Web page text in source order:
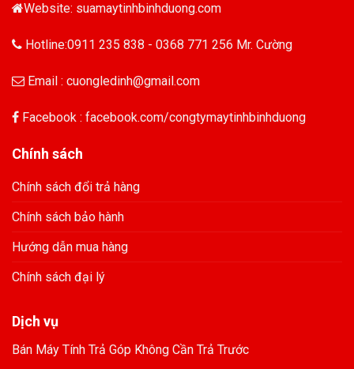
Website: suamaytinhbinhduong.com
Hotline:0911 235 838 - 0368 771 256 Mr. Cường
Email : cuongledinh@gmail.com
Facebook : facebook.com/congtymaytinhbinhduong
Chính sách
Chính sách đổi trả hàng
Chính sách bảo hành
Hướng dẫn mua hàng
Chính sách đại lý
Dịch vụ
Bán Máy Tính Trả Góp Không Cần Trả Trước